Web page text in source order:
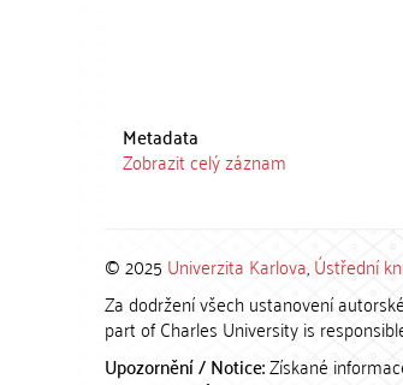
Metadata
Zobrazit celý záznam
© 2025 Univerzita Karlova,Ústřední
Za dodržení všech ustanovení
part of Charles University is
Upozornění / Notice:Získané